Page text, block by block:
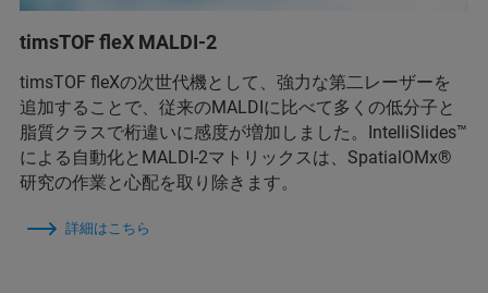
timsTOF fleX MALDI-2
timsTOF fleXの次世代機として、強力な第二レーザーを
追加することで、従来のMALDIに比べて多くの低分子と
脂質クラスで桁違いに感度が増加しました。IntelliSlides™
による自動化とMALDI-2マトリックスは、SpatialOMx®
研究の作業と心配を取り除きます。
詳細はこちら